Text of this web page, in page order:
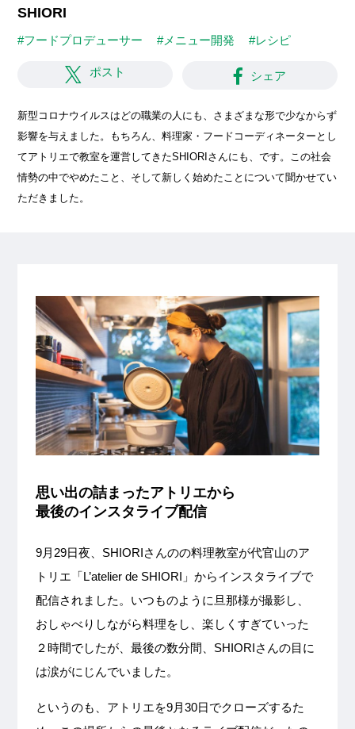
SHIORI
#フードプロデューサー #メニュー開発 #レシピ
ポスト シェア
新型コロナウイルスはどの職業の人にも、さまざまな形で少なからず
影響を与えました。もちろん、料理家・フードコーディネーターとし
てアトリエで教室を運営してきたSHIORIさんにも、です。この社会
情勢の中でやめたこと、そして新しく始めたことについて聞かせてい
ただきました。
思い出の詰まったアトリエから
最後のインスタライブ配信
9月29日夜、SHIORIさんのの料理教室が代官山のア
トリエ「L’atelier de SHIORI」からインスタライブで
配信されました。いつものように旦那様が撮影し、
おしゃべりしながら料理をし、楽しくすぎていった
２時間でしたが、最後の数分間、SHIORIさんの目に
は涙がにじんでいました。
というのも、アトリエを9月30日でクローズするた